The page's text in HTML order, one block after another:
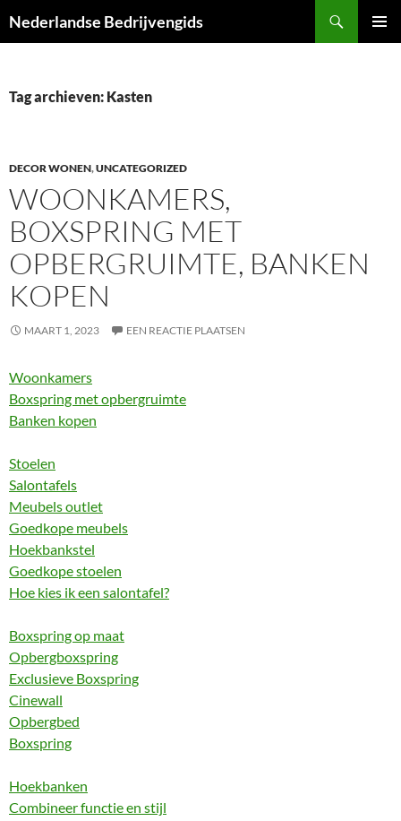
naar
Nederlandse Bedrijvengids
Tag archieven: Kasten
DECOR WONEN,UNCATEGORIZED
WOONKAMERS,
BOXSPRING MET
OPBERGRUIMTE, BANKEN
KOPEN
MAART 1, 2023 EEN REACTIE PLAATSEN
Woonkamers
Boxspring met opbergruimte
Banken kopen
Stoelen
Salontafels
Meubels outlet
Goedkope meubels
Hoekbankstel
Goedkope stoelen
Hoe kies ik een salontafel?
Boxspring op maat
Opbergboxspring
Exclusieve Boxspring
Cinewall
Opbergbed
Boxspring
Hoekbanken
Combineer functie en stijl